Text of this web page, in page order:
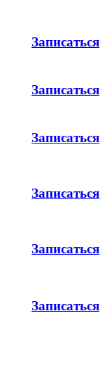
Записаться
Записаться
Записаться
Записаться
Записаться
Записаться